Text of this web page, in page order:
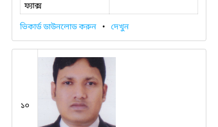
ফ্যাক্স
ভিকার্ড ডাউনলোড করুন • দেখুন
১০